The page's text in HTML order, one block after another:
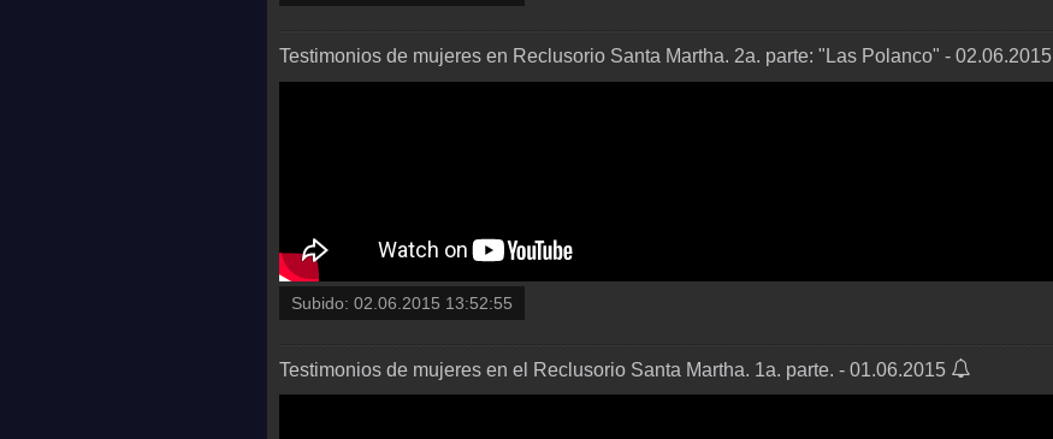
Testimonios de mujeres en Reclusorio Santa Martha. 2a. parte: "Las Polanco" - 02.06.2015
Subido: 02.06.2015 13:52:55
Testimonios de mujeres en el Reclusorio Santa Martha. 1a. parte. - 01.06.2015